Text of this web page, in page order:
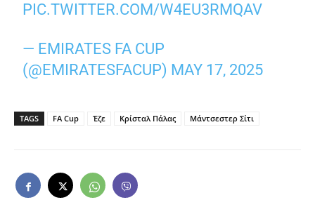
PIC.TWITTER.COM/W4EU3RMQAV
— EMIRATES FA CUP
(@EMIRATESFACUP) MAY 17, 2025
TAGS FA Cup Έζε Κρίσταλ Πάλας Μάντσεστερ Σίτι